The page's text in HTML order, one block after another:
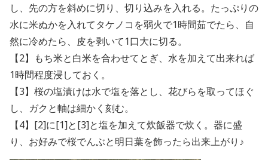
し、先の方を斜めに切り、切り込みを入れる。たっぷりの
水に米ぬかを入れてタケノコを弱火で1時間茹でたら、自
然に冷めたら、皮を剥いて1口大に切る。
【2】もち米と白米を合わせてとぎ、水を加えて出来れば
1時間程度浸しておく。
【3】桜の塩漬けは水で塩を落とし、花びらを取ってほぐ
し、ガクと軸は細かく刻む。
【4】[2]に[1]と[3]と塩を加えて炊飯器で炊く。器に盛
り、お好みで桜でんぶと明日葉を飾ったら出来上がり♪